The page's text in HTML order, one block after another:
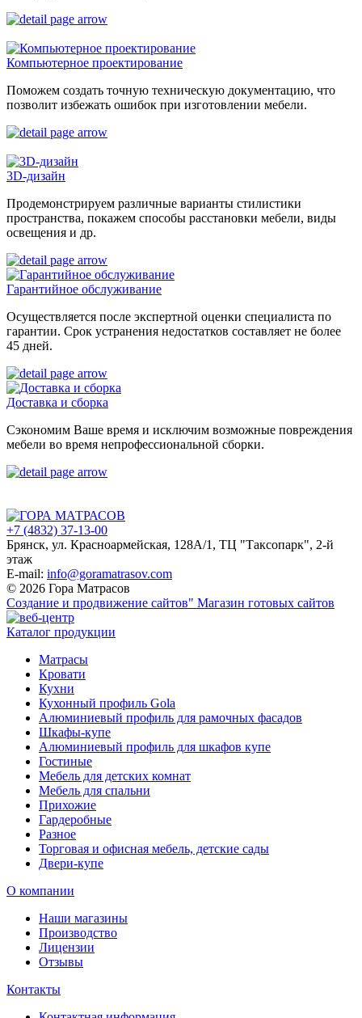
Компьютерное проектирование
Поможем создать точную техническую документацию, что
позволит избежать ошибок при изготовлении мебели.
3D-дизайн
Продемонстрируем различные варианты стилистики
пространства, покажем способы расстановки мебели, виды
освещения и др.
Гарантийное обслуживание
Осуществляется после экспертной оценки специалиста по
гарантии. Срок устранения недостатков составляет не более
45 дней.
Доставка и сборка
Сэкономим Ваше время и исключим возможные повреждения
мебели во время непрофессиональной сборки.
+7 (4832) 37-13-00
Брянск, ул. Красноармейская, 128А/1, ТЦ "Таксопарк", 2-й
этаж
E-mail: info@goramatrasov.com
© 2026 Гора Матрасов
Создание и продвижение сайтов" Магазин готовых сайтов
Каталог продукции
Матрасы
Кровати
Кухни
Кухонный профиль Gola
Алюминиевый профиль для рамочных фасадов
Шкафы-купе
Алюминиевый профиль для шкафов купе
Гостиные
Мебель для детских комнат
Мебель для спальни
Прихожие
Гардеробные
Разное
Торговая и офисная мебель, детские сады
Двери-купе
О компании
Наши магазины
Производство
Лицензии
Отзывы
Контакты